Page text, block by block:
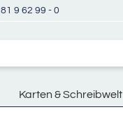
9 62 99 - 0
Karten & Schreibwelt